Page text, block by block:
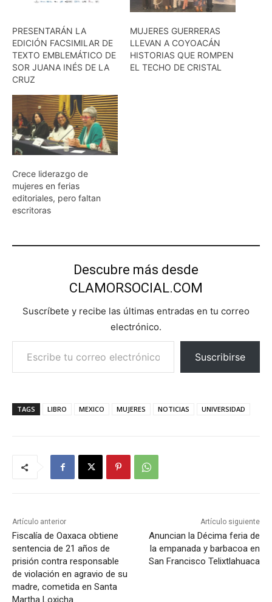
PRESENTARÁN LA
EDICIÓN FACSIMILAR DE
TEXTO EMBLEMÁTICO DE
SOR JUANA INÉS DE LA
CRUZ
MUJERES GUERRERAS
LLEVAN A COYOACÁN
HISTORIAS QUE ROMPEN
EL TECHO DE CRISTAL
Crece liderazgo de
mujeres en ferias
editoriales, pero faltan
escritoras
Descubre más desde
CLAMORSOCIAL.COM
Suscríbete y recibe las últimas entradas en tu correo
electrónico.
Escribe tu correo electrónico…
Suscribirse
TAGS LIBRO MEXICO MUJERES NOTICIAS UNIVERSIDAD
Artículo anterior
Fiscalía de Oaxaca obtiene
sentencia de 21 años de
prisión contra responsable
de violación en agravio de su
madre, cometida en Santa
Martha Loxicha
Artículo siguiente
Anuncian la Décima feria de
la empanada y barbacoa en
San Francisco Telixtlahuaca